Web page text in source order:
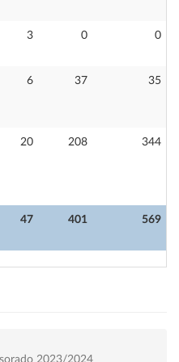
47 401 569
3 0 0
6 37 35
20 208 344
2023/2024